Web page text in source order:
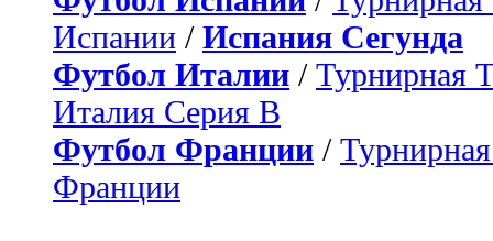
Испании / Испания Сегунда
Футбол Италии / Турнирная
Италия Серия B
Футбол Франции /
Франции